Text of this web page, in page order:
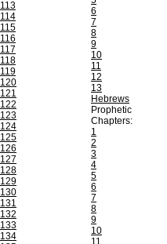
113
114
115
116
117
118
119
120
121
122
123
124
125
126
127
128
129
130
131
132
133
134
6
7
8
9
10
11
12
13
Hebrews
Prophetic
Chapters:
1
2
3
4
5
6
7
8
9
10
11